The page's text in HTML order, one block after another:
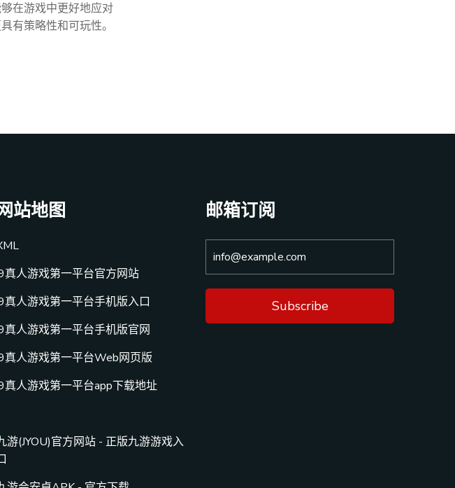
在游戏中更好地应对
有策略性和可玩性。
站地图
真人游戏第一平台官方网站
真人游戏第一平台手机版入口
真人游戏第一平台手机版官网
真人游戏第一平台Web网页版
真人游戏第一平台app下载地址
游(JYOU)官方网站 - 正版九游游戏入
邮箱订阅
Subscribe